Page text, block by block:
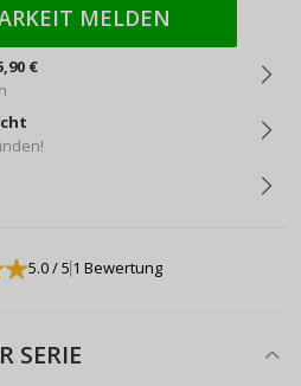
MELDEN
€
5.0/ 51 Bewertung
SERIE